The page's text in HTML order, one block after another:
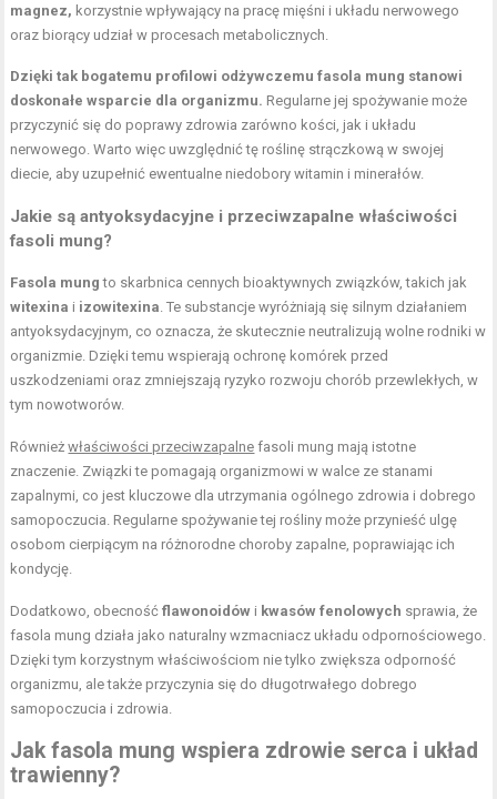
magnez, korzystnie wpływający na pracę mięśni i układu nerwowego
oraz biorący udział w procesach metabolicznych.
Dzięki tak bogatemu profilowi odżywczemu fasola mung stanowi
doskonałe wsparcie dla organizmu. Regularne jej spożywanie może
przyczynić się do poprawy zdrowia zarówno kości, jak i układu
nerwowego. Warto więc uwzględnić tę roślinę strączkową w swojej
diecie, aby uzupełnić ewentualne niedobory witamin i minerałów.
Jakie są antyoksydacyjne i przeciwzapalne właściwości
fasoli mung?
Fasola mung to skarbnica cennych bioaktywnych związków, takich jak
witexina i izowitexina . Te substancje wyróżniają się silnym działaniem
antyoksydacyjnym, co oznacza, że skutecznie neutralizują wolne rodniki w
organizmie. Dzięki temu wspierają ochronę komórek przed
uszkodzeniami oraz zmniejszają ryzyko rozwoju chorób przewlekłych, w
tym nowotworów.
Równieżwłaściwości przeciwzapalne fasoli mung mają istotne
znaczenie. Związki te pomagają organizmowi w walce ze stanami
zapalnymi, co jest kluczowe dla utrzymania ogólnego zdrowia i dobrego
samopoczucia. Regularne spożywanie tej rośliny może przynieść ulgę
osobom cierpiącym na różnorodne choroby zapalne, poprawiając ich
kondycję.
Dodatkowo, obecnośćflawonoidów i kwasów fenolowych sprawia, że
fasola mung działa jako naturalny wzmacniacz układu odpornościowego.
Dzięki tym korzystnym właściwościom nie tylko zwiększa odporność
organizmu, ale także przyczynia się do długotrwałego dobrego
samopoczucia i zdrowia.
Jak fasola mung wspiera zdrowie serca i układ
trawienny?